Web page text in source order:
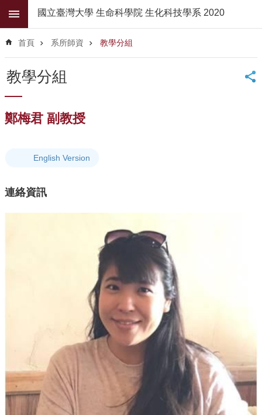
跳到主要內容區塊
階
尋
公
佈
欄
系
碩
博
士
國立臺灣大學 生命科學院 生化科技學系 2020
首頁 系所師資 教學分組
教學分組
鄭梅君 副教授
English Version
連絡資訊